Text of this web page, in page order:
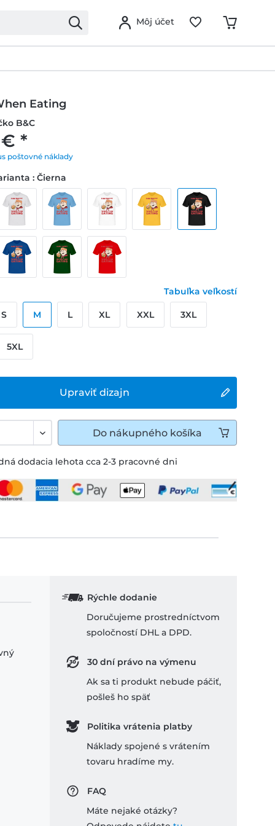
Môj účet
Eating
B&C
€ *
poštovné náklady
dodacia lehota cca 2-3 pracovné dni
Upraviť dizajn
: Čierna
Tabuľka veľkostí
S M L XL XXL 3XL
5XL
Do nákupného košíka
Rýchle dodanie
Doručujeme prostredníctvom
spoločností DHL a DPD.
30 dní právo na výmenu
Ak sa ti produkt nebude páčiť,
pošleš ho späť
Politika vrátenia platby
Náklady spojené s vrátením
tovaru hradíme my.
FAQ
Máte nejaké otázky?